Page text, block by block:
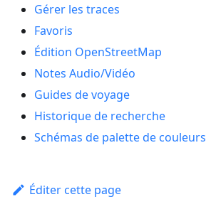
Gérer les traces
Favoris
Édition OpenStreetMap
Notes Audio/Vidéo
Guides de voyage
Historique de recherche
Schémas de palette de couleurs
Éditer cette page